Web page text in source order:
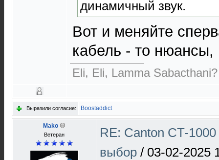
динамичный звук.
Вот и меняйте
кабель - то
Eli, Eli, Lamma Sabacthani?
Выразили согласие: Boostaddict
Mako
Ветеран
RE: Canton CT-
выбор / 03-02-2025